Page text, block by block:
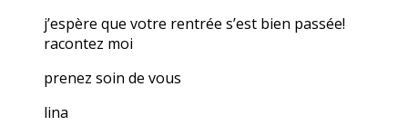
j’espère que votre rentrée s’est bien passée!
racontez moi
prenez soin de vous
lina